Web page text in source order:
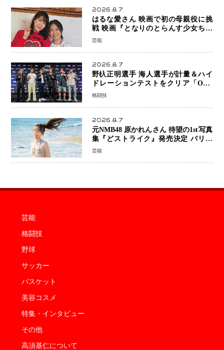
2026.8.7
はるな愛さん 映画で初の母親役に挑
戦 映画『となりのとらんす少女ちゃ
ん』11月7日公開 未来の自分との対話
芸能
2026.8.7
野杁正明選手 海人選手が計量＆ハイ
ドレーションテストをクリア「ONE
SAMURAI 2」決戦へ万全の準備整う
格闘技
2026.8.7
元NMB48 原かれんさん 待望の1st写真
集『どストライク』発売決定 バリで
魅せる25歳の新境地
芸能
芸能
格闘技
野球
サッカー
バスケット
美容コスメ
特集・インタビュー
その他
高須基仁について